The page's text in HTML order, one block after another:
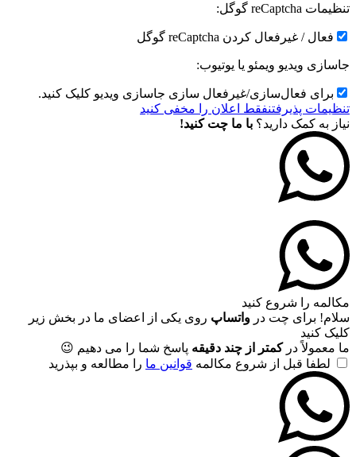
تنظیمات reCaptcha گوگل:
فعال / غیرفعال کردن reCaptcha گوگل
جاسازی ویدیو ویمئو یا یوتیوب:
برای فعال‌سازی/غیرفعال سازی جاسازی ویدیو کلیک کنید.
تنظیمات پذیرفتنفقط اعلان را مخفی کنید
نیاز به کمک دارید؟ با ما چت کنید!
مکالمه را شروع کنید
سلام! برای چت در واتساپ روی یکی از اعضای ما در بخش زیر
کلیک کنید
ما معمولاً درکمتر از چند دقیقه پاسخ شما را می دهیم 😉
لطفا قبل از شروع مکالمه قوانین ما را مطالعه و بپذرید